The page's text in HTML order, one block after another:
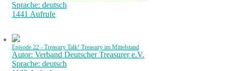
Sprache: deutsch
1441 Aufrufe
Episode 22 - Treasury Talk! Treasury im Mittelstand
Autor: Verband Deutscher Treasurer e.V.
Sprache: deutsch